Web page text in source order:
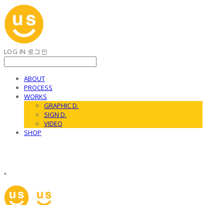
LOG IN 로그인
ABOUT
PROCESS
WORKS
GRAPHIC D.
SIGN D.
VIDEO
SHOP
.